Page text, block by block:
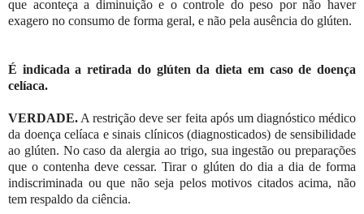
que aconteça a diminuição e o controle do peso por não haver
exagero no consumo de forma geral, e não pela ausência do glúten.
É indicada a retirada do glúten da dieta em caso de doença
celíaca.
VERDADE. A restrição deve ser feita após um diagnóstico médico
da doença celíaca e sinais clínicos (diagnosticados) de sensibilidade
ao glúten. No caso da alergia ao trigo, sua ingestão ou preparações
que o contenha deve cessar. Tirar o glúten do dia a dia de forma
indiscriminada ou que não seja pelos motivos citados acima, não
tem respaldo da ciência.